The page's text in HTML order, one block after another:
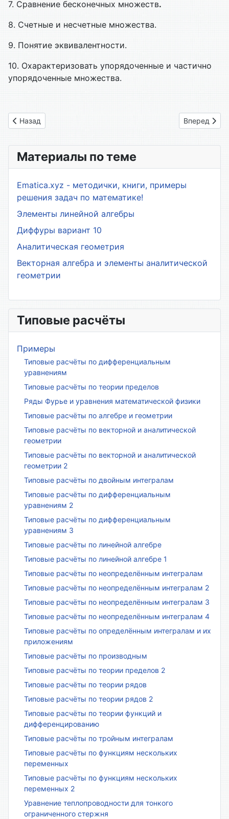
7. Сравнение бесконечных множеств.
8. Счетные и несчетные множества.
9. Понятие эквивалентности.
10. Охарактеризовать упорядоченные и частично
упорядоченные множества.
Предыдущий: 05. Отображения
Назад Следующий:
Вперед
Материалы по теме
Ematica.xyz - методички, книги, примеры
решения задач по математике!
Элементы линейной алгебры
Диффуры вариант 10
Аналитическая геометрия
Векторная алгебра и элементы аналитической
геометрии
Типовые расчёты
Примеры
Типовые расчёты по дифференциальным
уравнениям
Типовые расчёты по теории пределов
Ряды Фурье и уравнения математической физики
Типовые расчёты по алгебре и геометрии
Типовые расчёты по векторной и аналитической
геометрии
Типовые расчёты по векторной и аналитической
геометрии 2
Типовые расчёты по двойным интегралам
Типовые расчёты по дифференциальным
уравнениям 2
Типовые расчёты по дифференциальным
уравнениям 3
Типовые расчёты по линейной алгебре
Типовые расчёты по линейной алгебре 1
Типовые расчёты по неопределённым интегралам
Типовые расчёты по неопределённым интегралам 2
Типовые расчёты по неопределённым интегралам 3
Типовые расчёты по неопределённым интегралам 4
Типовые расчёты по определённым интегралам и их
приложениям
Типовые расчёты по производным
Типовые расчёты по теории пределов 2
Типовые расчёты по теории рядов
Типовые расчёты по теории рядов 2
Типовые расчёты по теории функций и
дифференцированию
Типовые расчёты по тройным интегралам
Типовые расчёты по функциям нескольких
переменных
Типовые расчёты по функциям нескольких
переменных 2
Уравнение теплопроводности для тонкого
ограниченного стержня